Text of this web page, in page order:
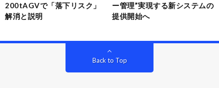
200tAGVで「落下リスク」
解消と説明
ー管理”実現する新システムの
提供開始へ
Back to Top